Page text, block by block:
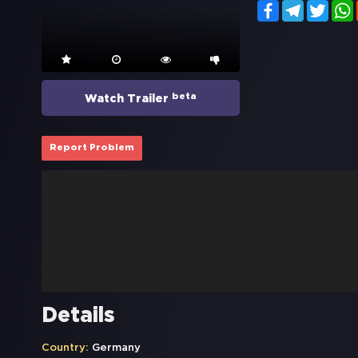
Watch Trailer beta
FacebookTelegram
Report Problem
Details
Country: Germany